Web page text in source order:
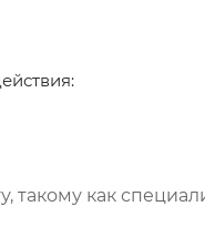
такому как